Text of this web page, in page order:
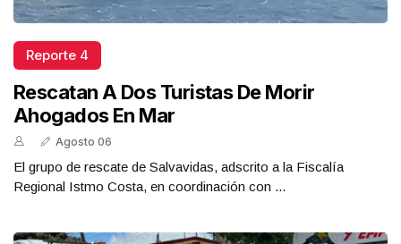
Reporte 4
Rescatan A Dos Turistas De Morir
Ahogados En Mar
Agosto 06
El grupo de rescate de Salvavidas, adscrito a la Fiscalía
Regional Istmo Costa, en coordinación con ...